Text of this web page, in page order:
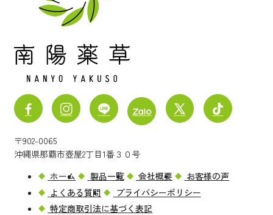
〒902-0065
沖縄県那覇市壺屋2丁目1番３０号
ホーム
製品一覧 会社概要
お客様の声
よくある質問
プライバシーポリシー
特定商取引法に基づく表記